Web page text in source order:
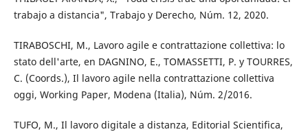
trabajo a distancia", Trabajo y Derecho, Núm. 12, 2020.
TIRABOSCHI, M., Lavoro agile e contrattazione collettiva: lo
stato dell'arte, en DAGNINO, E., TOMASSETTI, P. y TOURRES,
C. (Coords.), Il lavoro agile nella contrattazione collettiva
oggi, Working Paper, Modena (Italia), Núm. 2/2016.
TUFO, M., Il lavoro digitale a distanza, Editorial Scientifica,